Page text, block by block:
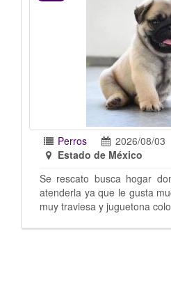
Perros
Estado de México
Mix de pug con
puedo quedar ya
año o menos